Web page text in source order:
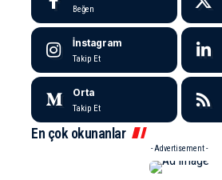
Beğen
İnstagram
Takip Et
Orta
Takip Et
En çok okunanlar
- Advertisement -